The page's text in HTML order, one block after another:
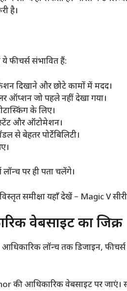
है।
फीचर्स संभावित हैं:
दिखाने और छोटे कामों में मदद।
ऑप्शन जो पहले नहीं देखा गया।
के लिए।
और ऑटोमेशन।
से बेहतर पोर्टेबिलिटी।
पर ही पता चलेंगे।
समीक्षा यहाँ देखें – Magic V
वेबसाइट का जिक्र
आधिकारिक लॉन्च तक डिजाइन,
की आधिकारिक वेबसाइट पर जाएं।